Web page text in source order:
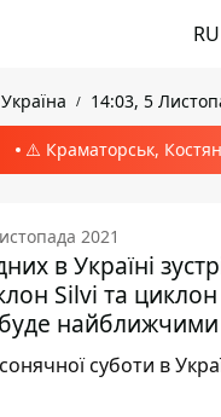
RU
Україна 14:03, 5
⚠️ Краматорськ,
2021
в Україні
Silvi та
суботи в